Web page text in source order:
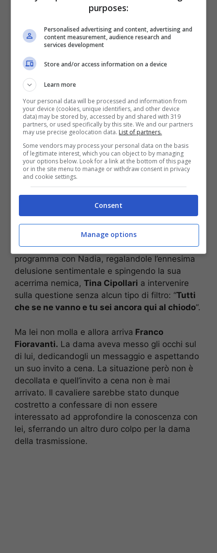
Galgani
Gemma Galgani continua a cercare l’amore a
“Uomini e donne”. Durante la sua avventura nel
programma diMaria De Filippi Gemma
conosciuto diversi cavalieri ma senza mai
portare a compimento la sua frequentazione,
per un motivo o per un altro.
Ultimamente Massimiliano, a cui era
interessata, ha infatti deciso di lasciare il
programma con Nadia, regalandole l’ennesima
delusione sentimentale e spingendo la sua
acerrima nemica, Tina Cipollari a intervenire
sulla questione senza alcun tipo di filtro: “Tutti
che se ne vanno e tu sei ancora qui al chiodo“.
Ma lei non molla e allora arriva Franco
Fioravanti. La dama aveva messo gli occhi sul
di lui, dedicandogli un messaggio e aspettando
un suo invito a cena. La situazione però non è
decollata e quell’invito a cena non è mai
arrivato. Il cavaliere sarebbe stato dunque
costretto a confessare di non essere
interessato ad approfondire la conoscenza con
lei, sferrando un altro duro colpo per la dama
della trasmissione.
purposes:
Personalised advertising and content, advertising and
content measurement, audience research and
services development
Store and/or access information on a device
Learn more
Your personal data will be processed and information from
your device (cookies, unique identifiers, and other device
data) may be stored by, accessed by and shared with 319
partners, or used specifically by this site. We and our partners
may use precise geolocation data. List of partners.
Some vendors may process your personal data on the basis
of legitimate interest, which you can object to by managing
your options below. Look for a link at the bottom of this page
or in the site menu to manage or withdraw consent in privacy
and cookie settings.
Consent
Manage options